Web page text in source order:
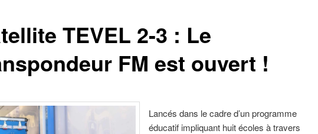
TEVEL 2-3 : Le
FM est ouvert !
Lancés dans le cadre d’un programme
éducatif impliquant huit écoles à travers